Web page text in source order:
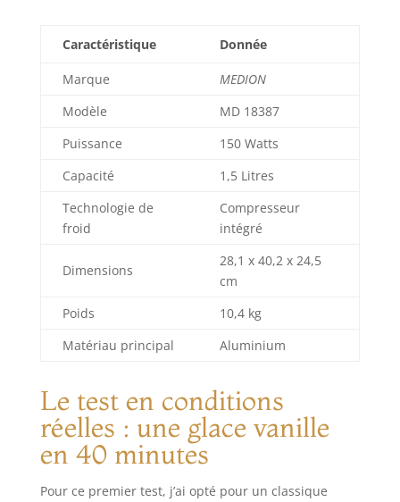
Caractéristique Donnée
Marque
MEDION
Modèle
MD 18387
Puissance
150 Watts
Capacité
1,5 Litres
Technologie de
froid
Compresseur
intégré
Dimensions
28,1 x 40,2 x 24,5
cm
Poids
10,4 kg
Matériau principal
Aluminium
Le test en conditions
réelles : une glace vanille
en 40 minutes
Pour ce premier test, j’ai opté pour un classique